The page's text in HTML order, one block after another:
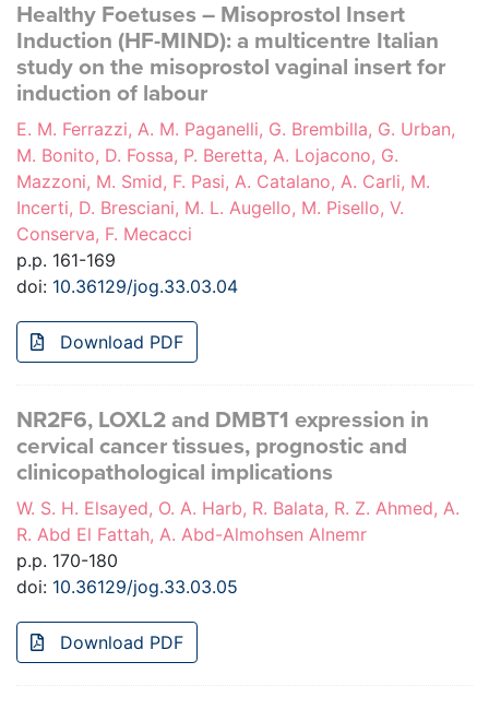
Healthy Foetuses – Misoprostol Insert
Induction (HF-MIND): a multicentre Italian
study on the misoprostol vaginal insert for
induction of labour
E. M. Ferrazzi, A. M. Paganelli, G. Brembilla, G. Urban,
M. Bonito, D. Fossa, P. Beretta, A. Lojacono, G.
Mazzoni, M. Smid, F. Pasi, A. Catalano, A. Carli, M.
Incerti, D. Bresciani, M. L. Augello, M. Pisello, V.
Conserva, F. Mecacci
p.p. 161-169
doi: 10.36129/jog.33.03.04
Download PDF
NR2F6, LOXL2 and DMBT1 expression in
cervical cancer tissues, prognostic and
clinicopathological implications
W. S. H. Elsayed, O. A. Harb, R. Balata, R. Z. Ahmed, A.
R. Abd El Fattah, A. Abd-Almohsen Alnemr
p.p. 170-180
doi: 10.36129/jog.33.03.05
Download PDF